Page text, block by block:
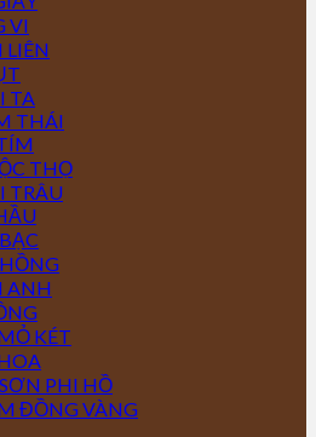
VI
LIÊN
TA
THÁI
THỌ
TRÂU
ANH
KÉT
PHI HỒ
ĐỒNG VÀNG